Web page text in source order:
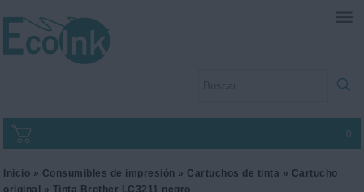
0
Inicio » Consumibles de impresión » Cartuchos de tinta » Cartucho
original
» Tinta Brother LC3211 negro